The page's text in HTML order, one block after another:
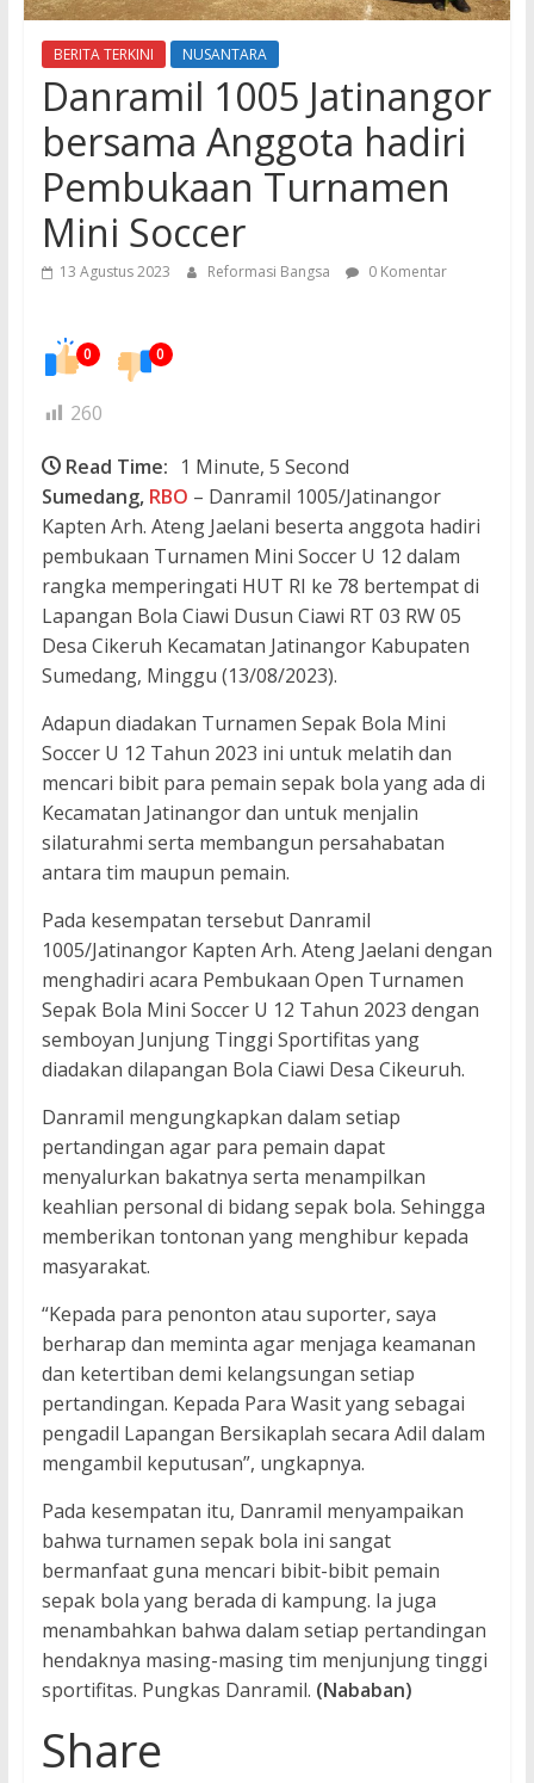
BERITA TERKINI NUSANTARA
Danramil 1005 Jatinangor
bersama Anggota hadiri
Pembukaan Turnamen
Mini Soccer
13 Agustus 2023 Reformasi Bangsa 0 Komentar
0 0
260
Read Time: 1 Minute, 5 Second
Sumedang, RBO – Danramil 1005/Jatinangor
Kapten Arh. Ateng Jaelani beserta anggota hadiri
pembukaan Turnamen Mini Soccer U 12 dalam
rangka memperingati HUT RI ke 78 bertempat di
Lapangan Bola Ciawi Dusun Ciawi RT 03 RW 05
Desa Cikeruh Kecamatan Jatinangor Kabupaten
Sumedang, Minggu (13/08/2023).
Adapun diadakan Turnamen Sepak Bola Mini
Soccer U 12 Tahun 2023 ini untuk melatih dan
mencari bibit para pemain sepak bola yang ada di
Kecamatan Jatinangor dan untuk menjalin
silaturahmi serta membangun persahabatan
antara tim maupun pemain.
Pada kesempatan tersebut Danramil
1005/Jatinangor Kapten Arh. Ateng Jaelani dengan
menghadiri acara Pembukaan Open Turnamen
Sepak Bola Mini Soccer U 12 Tahun 2023 dengan
semboyan Junjung Tinggi Sportifitas yang
diadakan dilapangan Bola Ciawi Desa Cikeuruh.
Danramil mengungkapkan dalam setiap
pertandingan agar para pemain dapat
menyalurkan bakatnya serta menampilkan
keahlian personal di bidang sepak bola. Sehingga
memberikan tontonan yang menghibur kepada
masyarakat.
“Kepada para penonton atau suporter, saya
berharap dan meminta agar menjaga keamanan
dan ketertiban demi kelangsungan setiap
pertandingan. Kepada Para Wasit yang sebagai
pengadil Lapangan Bersikaplah secara Adil dalam
mengambil keputusan”, ungkapnya.
Pada kesempatan itu, Danramil menyampaikan
bahwa turnamen sepak bola ini sangat
bermanfaat guna mencari bibit-bibit pemain
sepak bola yang berada di kampung. Ia juga
menambahkan bahwa dalam setiap pertandingan
hendaknya masing-masing tim menjunjung tinggi
sportifitas. Pungkas Danramil. (Nababan)
Share